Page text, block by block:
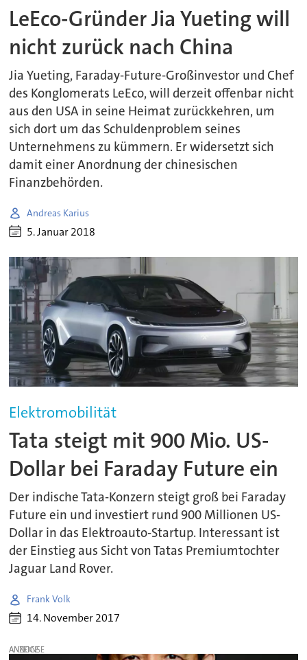
LeEco-Gründer Jia Yueting will
nicht zurück nach China
Jia Yueting, Faraday-Future-Großinvestor und Chef
des Konglomerats LeEco, will derzeit offenbar nicht
aus den USA in seine Heimat zurückkehren, um
sich dort um das Schuldenproblem seines
Unternehmens zu kümmern. Er widersetzt sich
damit einer Anordnung der chinesischen
Finanzbehörden.
Andreas Karius
5. Januar 2018
Elektromobilität
Tata steigt mit 900 Mio. US-
Dollar bei Faraday Future ein
Der indische Tata-Konzern steigt groß bei Faraday
Future ein und investiert rund 900 Millionen US-
Dollar in das Elektroauto-Startup. Interessant ist
der Einstieg aus Sicht von Tatas Premiumtochter
Jaguar Land Rover.
Frank Volk
14. November 2017
ANZEIGE